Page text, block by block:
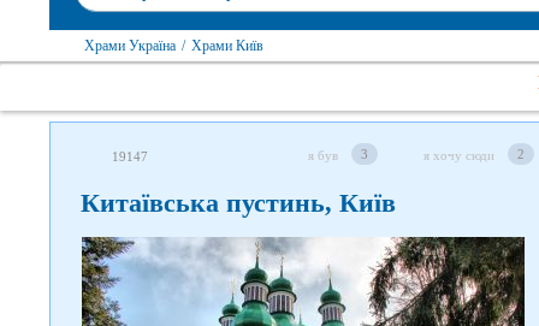
Храми Україна / Храми Київ
19147 я був 3 я хочу сюди 2
Китаївська пустинь, Київ